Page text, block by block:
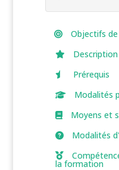
Objectifs
Description
Prérequis
Modalités
Moyens et
Modalités
la formation